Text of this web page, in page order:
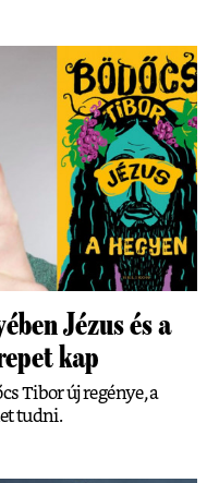
Jézus és a
kap
Tibor új regénye, a
tudni.